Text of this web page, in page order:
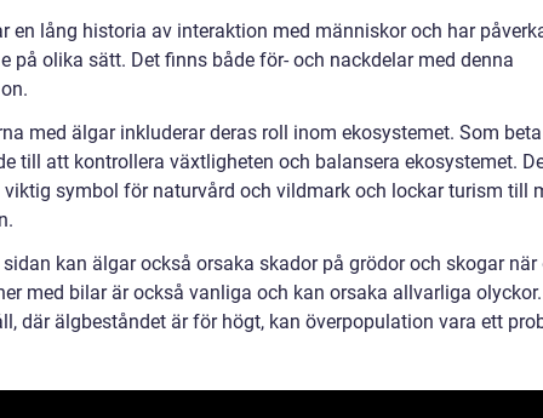
en lång historia av interaktion med människor och har
på olika sätt. Det finns både för- och nackdelar med denna
med älgar inkluderar deras roll inom ekosystemet. Som
till att kontrollera växtligheten och balansera ekosystemet.
viktig symbol för naturvård och vildmark och lockar turism till
kan älgar också orsaka skador på grödor och skogar när
med bilar är också vanliga och kan orsaka allvarliga
där älgbeståndet är för högt, kan överpopulation vara ett